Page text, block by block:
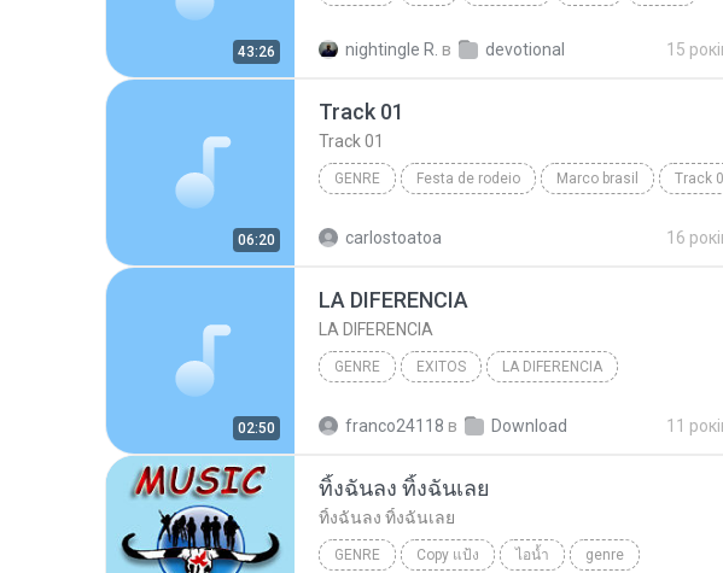
43:26 nightingle R. в devotional 15
06:20
Track 01
Track 01
GENRE Festa de rodeio Marco brasil Track
carlostoatoa 16
02:50
LA DIFERENCIA
LA DIFERENCIA
GENRE EXITOS LA DIFERENCIA
franco24118 в Download 11
ทิ้งฉันลง ทิ้งฉันเลย
ทิ้งฉันลง ทิ้งฉันเลย
GENRE Copy แป้ง ไอน้ำ genre